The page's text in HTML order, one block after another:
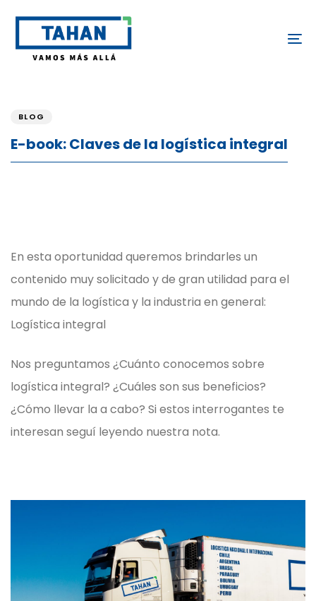
content
BLOG
E-book: Claves de la logística integral
En esta oportunidad queremos brindarles un
contenido muy solicitado y de gran utilidad para el
mundo de la logística y la industria en general:
Logística integral
Nos preguntamos ¿Cuánto conocemos sobre
logística integral? ¿Cuáles son sus beneficios?
¿Cómo llevar la a cabo? Si estos interrogantes te
interesan seguí leyendo nuestra nota.